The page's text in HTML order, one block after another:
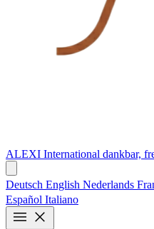
ALEXI International dankbar,
Deutsch English Nederlands
Español Italiano
menu close